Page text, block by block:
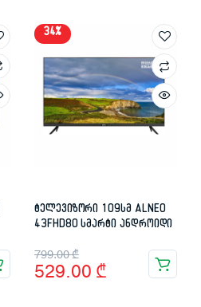
2,299.00 ₾.
909.00 ₾.
34%
ტელევიზორი 109სმ ALNEO
43FHD80 სმარტი ანდროიდი
799.00₾
Original
price
529.00 ₾
Current
price